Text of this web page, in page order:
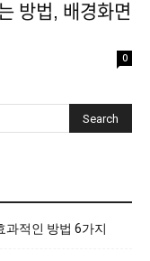
방법, 배경화면
0
과적인 방법 6가지